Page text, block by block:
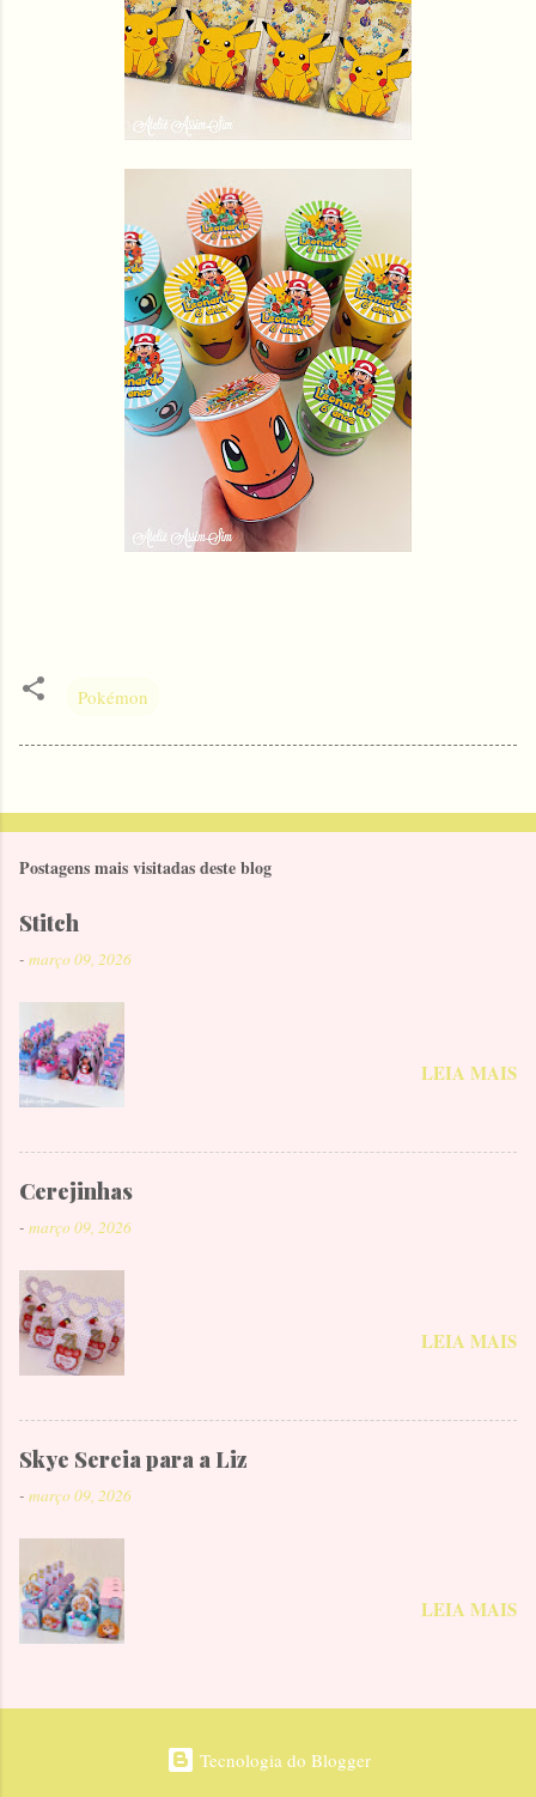
Pokémon
Postagens mais visitadas deste blog
Stitch
- março 09, 2026
LEIA MAIS
Cerejinhas
- março 09, 2026
LEIA MAIS
Skye Sereia para a Liz
- março 09, 2026
LEIA MAIS
Tecnologia do Blogger